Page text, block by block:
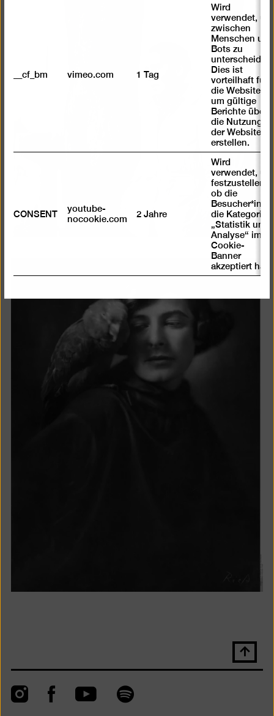
Nach
oben
InstagramFacebookYouTube Spotify
__cf_bm vimeo.com 1 Tag
Wird
verwendet, um
zwischen
Menschen und
Bots zu
unterscheiden.
Dies ist
vorteilhaft für
die Website,
um gültige
Berichte über
die Nutzung
der Website zu
erstellen.
CONSENT
youtube-
nocookie.com
2 Jahre
Wird
verwendet, um
festzustellen ,
ob die
Besucher*in
die Kategorie
„Statistik und
Analyse“ im
Cookie-
Banner
akzeptiert hat